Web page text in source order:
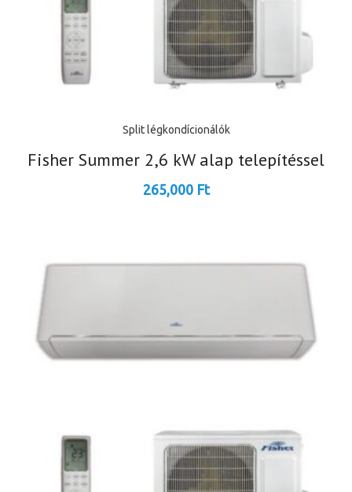
Split légkondícionálók
Fisher Summer 2,6 kW alap telepítéssel
265,000 Ft